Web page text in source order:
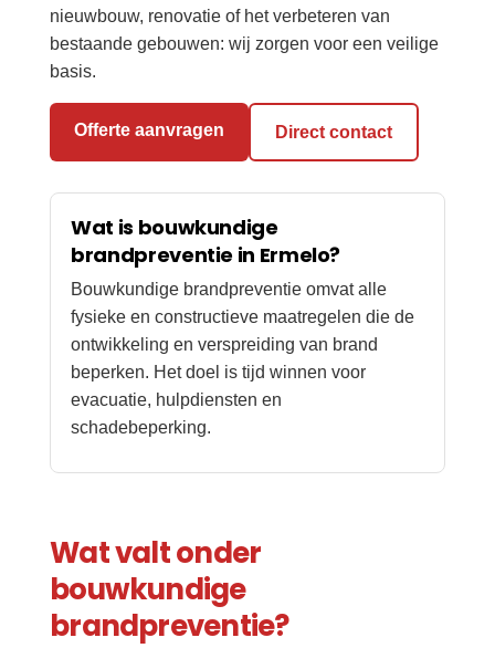
nieuwbouw, renovatie of het verbeteren van
bestaande gebouwen: wij zorgen voor een veilige
basis.
Offerte aanvragen Direct contact
Wat is bouwkundige
brandpreventie in Ermelo?
Bouwkundige brandpreventie omvat alle
fysieke en constructieve maatregelen die de
ontwikkeling en verspreiding van brand
beperken. Het doel is tijd winnen voor
evacuatie, hulpdiensten en
schadebeperking.
Wat valt onder
bouwkundige
brandpreventie?